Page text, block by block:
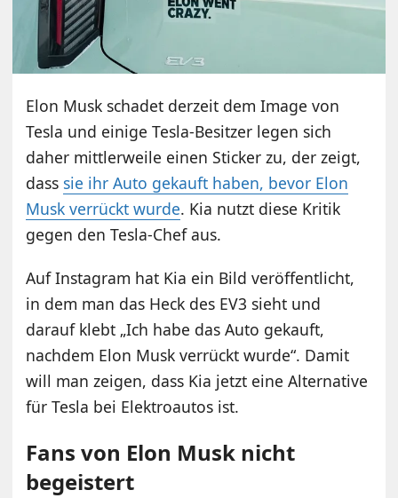
Elon Musk schadet derzeit dem Image von
Tesla und einige Tesla-Besitzer legen sich
daher mittlerweile einen Sticker zu, der zeigt,
dass sie ihr Auto gekauft haben, bevor Elon
Musk verrückt wurde. Kia nutzt diese Kritik
gegen den Tesla-Chef aus.
Auf Instagram hat Kia ein Bild veröffentlicht,
in dem man das Heck des EV3 sieht und
darauf klebt „Ich habe das Auto gekauft,
nachdem Elon Musk verrückt wurde“. Damit
will man zeigen, dass Kia jetzt eine Alternative
für Tesla bei Elektroautos ist.
Fans von Elon Musk nicht
begeistert